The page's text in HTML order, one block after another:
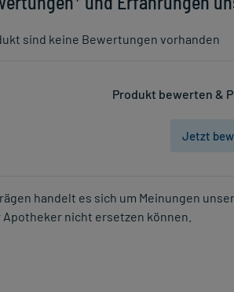
sind keine Bewertungen vorhanden
Produkt bewerten &
Jetzt
handelt es sich um Meinungen
nicht ersetzen können.